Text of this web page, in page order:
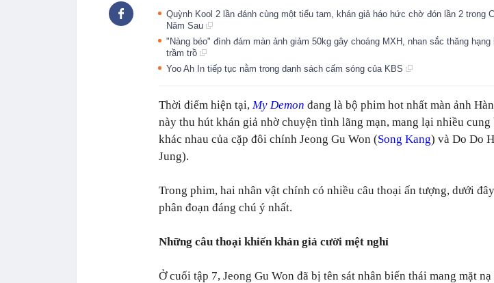
Quỳnh Kool 2 lần đánh cùng một tiểu tam, khán giả háo hức chờ đón lần 2 trong
Năm Sau
"Nàng béo" đình đám màn ảnh giảm 50kg gây choáng MXH, nhan sắc thăng
trầm trồ
Yoo Ah In tiếp tục nằm trong danh sách cấm sóng của KBS
Thời điểm hiện tại, My Demon đang là bộ phim hot nhất màn ảnh
này thu hút khán giả nhờ chuyện tình lãng mạn, mang lại nhiều cung
khác nhau của cặp đôi chính Jeong Gu Won (Song Kang) và Do Do
Jung).
Trong phim, hai nhân vật chính có nhiều câu thoại ấn tượng, dưới
phân đoạn đáng chú ý nhất.
Những câu thoại khiến khán giả cười mệt nghỉ
Ở cuối tập 7, Jeong Gu Won đã bị tên sát nhân biến thái mang mặt nạ